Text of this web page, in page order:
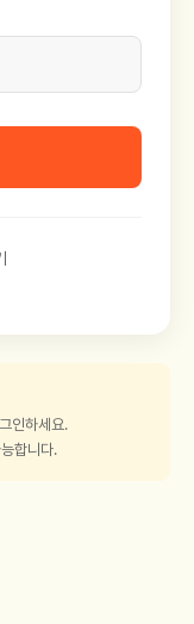
인하세요.
합니다.